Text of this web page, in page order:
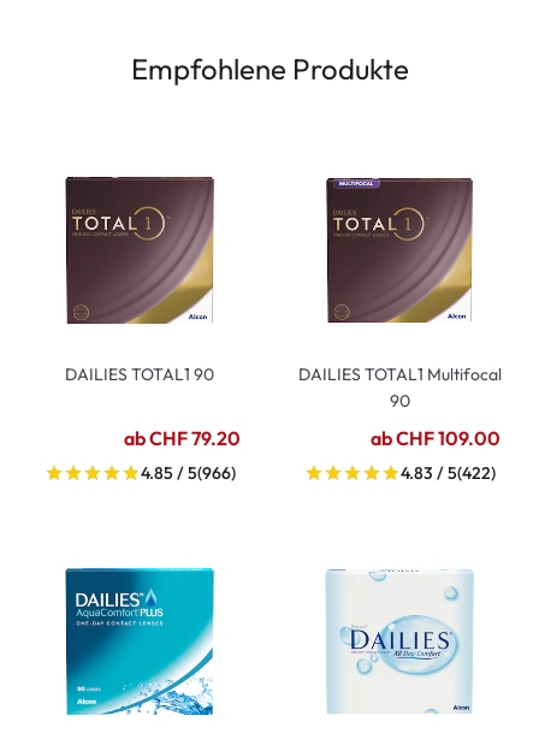
Empfohlene Produkte
DAILIES TOTAL1 90
ab CHF 79.20
4.85 / 5(966)
DAILIES TOTAL1 Multifocal
90
ab CHF 109.00
4.83 / 5(422)